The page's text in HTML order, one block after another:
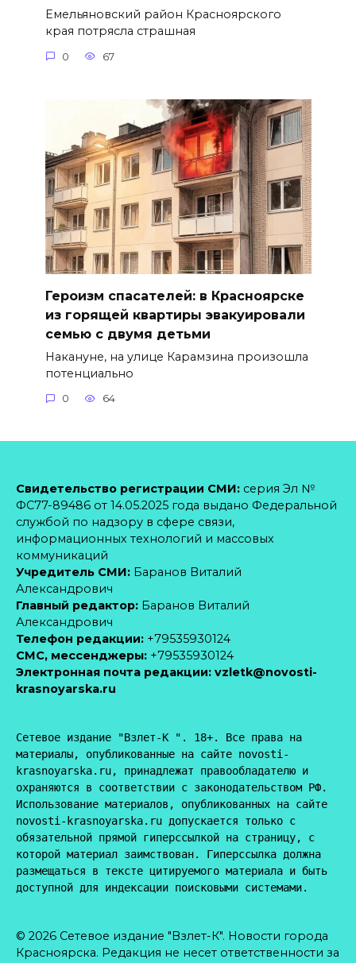
Емельяновский район Красноярского
края потрясла страшная
0 67
Героизм спасателей: в Красноярске
из горящей квартиры эвакуировали
семью с двумя детьми
Накануне, на улице Карамзина произошла
потенциально
0 64
Свидетельство регистрации СМИ: серия Эл №
ФС77-89486 от 14.05.2025 года выдано Федеральной
службой по надзору в сфере связи,
информационных технологий и массовых
коммуникаций
Учредитель СМИ: Баранов Виталий
Александрович
Главный редактор: Баранов Виталий
Александрович
Телефон редакции: +79535930124
CМС, мессенджеры: +79535930124
Электронная почта редакции: vzletk@novosti-
krasnoyarska.ru
Сетевое издание "Взлет-К ". 18+. Все права на
материалы, опубликованные на сайте novosti-
krasnoyarska.ru, принадлежат правообладателю и
охраняются в соответствии с законодательством РФ.
Использование материалов, опубликованных на сайте
novosti-krasnoyarska.ru допускается только с
обязательной прямой гиперссылкой на страницу, с
которой материал заимствован. Гиперссылка должна
размещаться в тексте цитируемого материала и быть
доступной для индексации поисковыми системами.
© 2026 Сетевое издание "Взлет-К". Новости города
Красноярска. Редакция не несет ответственности за